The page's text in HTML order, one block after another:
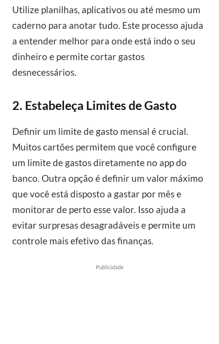
Utilize planilhas, aplicativos ou até mesmo um
caderno para anotar tudo. Este processo ajuda
a entender melhor para onde está indo o seu
dinheiro e permite cortar gastos
desnecessários.
2. Estabeleça Limites de Gasto
Definir um limite de gasto mensal é crucial.
Muitos cartões permitem que você configure
um limite de gastos diretamente no app do
banco. Outra opção é definir um valor máximo
que você está disposto a gastar por mês e
monitorar de perto esse valor. Isso ajuda a
evitar surpresas desagradáveis e permite um
controle mais efetivo das finanças.
Publicidade